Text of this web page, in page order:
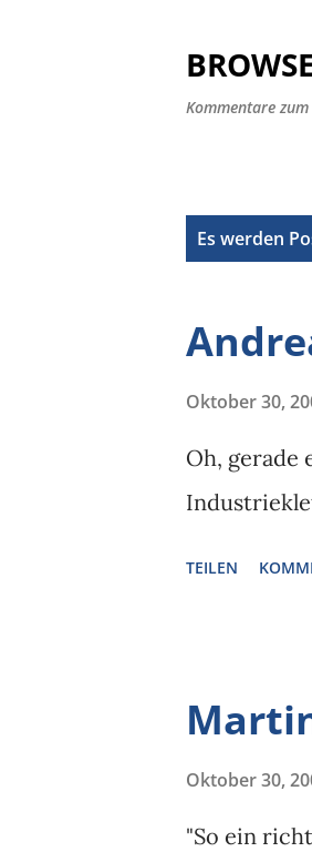
Kommentare
Es werden
Oktober 30,
Oh, gerade
TEILEN
Oktober 30,
"So ein